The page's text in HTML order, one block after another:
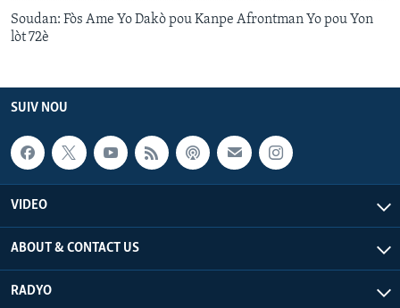
Soudan: Fòs Ame Yo Dakò pou Kanpe Afrontman Yo pou Yon
lòt 72è
SUIV NOU
VIDEO
ABOUT & CONTACT US
RADYO